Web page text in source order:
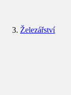
Železářství